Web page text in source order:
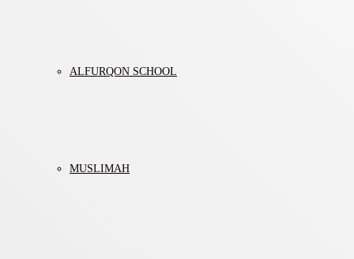
ALFURQON SCHOOL
MUSLIMAH